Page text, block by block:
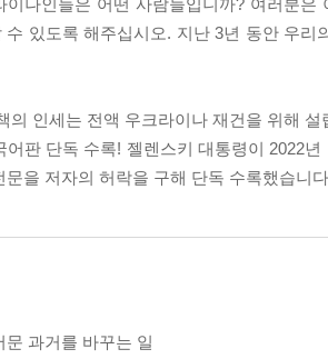
수 있도록 해주십시오. 지난 3년 동안 우
의 인세는 전액 우크라이나 재건을 위해 설
판 단독 수록! 젤렌스키 대통령이 2022
문을 저자의 허락을 구해 단독 수록했습니
문 과거를 바꾸는 일